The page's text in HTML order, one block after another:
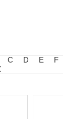
C D E F